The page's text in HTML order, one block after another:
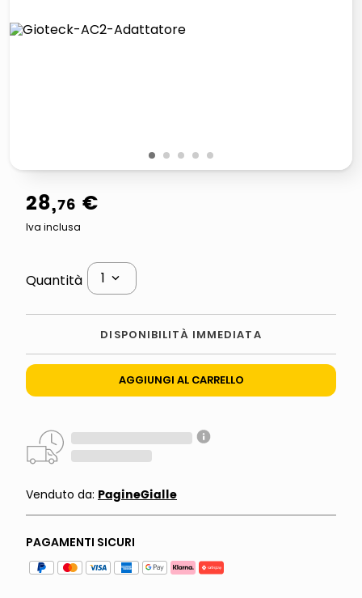
elenco telefonico
1 2 3 4 5
28,76 €
Iva inclusa
Quantità 1
DISPONIBILITÀ IMMEDIATA
AGGIUNGI AL CARRELLO
Venduto da: PagineGialle
PAGAMENTI SICURI